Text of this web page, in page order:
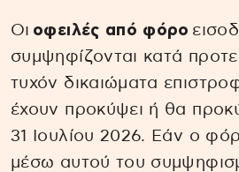
Οι οφειλές από φόρο
συμψηφίζονται κατά
τυχόν δικαιώματα
έχουν προκύψει ή θα
31 Ιουλίου 2026. Εάν ο
μέσω αυτού του